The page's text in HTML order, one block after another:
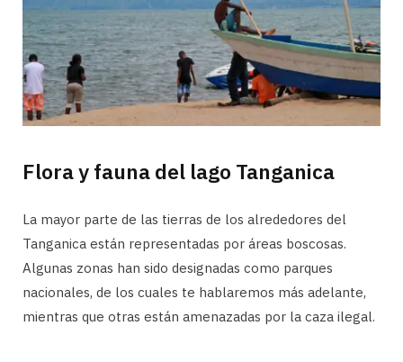
Flora y fauna del lago Tanganica
La mayor parte de las tierras de los alrededores del
Tanganica están representadas por áreas boscosas.
Algunas zonas han sido designadas como parques
nacionales, de los cuales te hablaremos más adelante,
mientras que otras están amenazadas por la caza ilegal.